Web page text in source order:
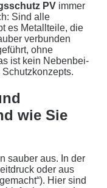
PV immer
Sind alle
es Metallteile, die
verbunden
ohne
ist kein Nebenbei-
wie Sie
sauber aus. In der
oder aus
Hier sind